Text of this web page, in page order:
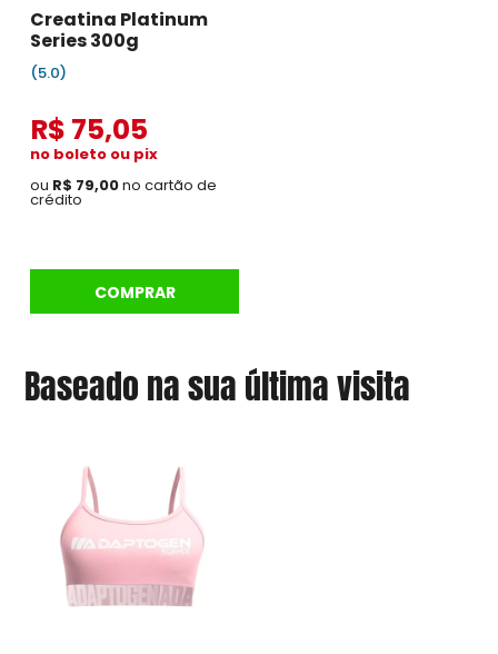
Creatina Platinum
Series 300g
(5.0)
R$ 75,05
no boleto ou pix
ou R$ 79,00no cartão de
crédito
COMPRAR
Baseado na sua última visita